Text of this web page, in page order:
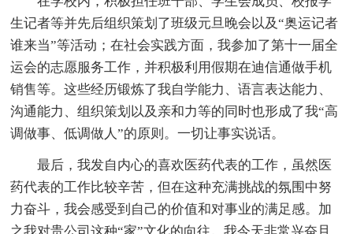
生记者等并先后组织策划了班级元旦晚会以及“奥运记者
谁来当”等活动；在社会实践方面，我参加了第十一届全
运会的志愿服务工作，并积极利用假期在迪信通做手机
销售等。这些经历锻炼了我自学能力、语言表达能力、
沟通能力、组织策划以及亲和力等的同时也形成了我“高
调做事、低调做人”的原则。一切让事实说话。
最后，我发自内心的喜欢医药代表的工作，虽然医
药代表的工作比较辛苦，但在这种充满挑战的氛围中努
力奋斗，我会感受到自己的价值和对事业的满足感。加